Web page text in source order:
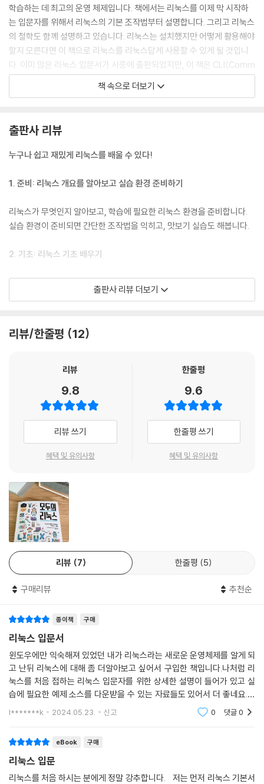
10.1 프로세스란
10.2 잡
10.3 잡과 프로세스의 종료
11장 표준 입출력과 파이프라인
11.1 표준 입력, 표준 출력, 표준 에러 출력
11.3 파이프라인
12.2 sort 명령어: 행 단위로 정렬하기
12.3 uniq 명령어: 중복 제거하기
12.5 tr 명령어: 문자 교환과 삭제하기
12.7 diff 명령어: 차이 출력하기
13.1 grep 명령어와 정규 표현식
13.3 위치를 지정하는 메타 문자
13.4 반복을 지정하는 메타 문자
13.5 그 외의 메타 문자
13.6 정규 표현식 사용하기
14장 고도의 텍스트 처리
14.2 awk 명령어: 패턴 검색 및 처리 언어
15장 셸 스크립트 작성
15.1 셸 스크립트란
15.2 셸 선택
15.3 셸 스크립트 작성
15.5 셸 스크립트 배치
16장 셸 스크립트의 기초 지식
16.1 셸 스크립트의 기본
16.2 변수
16.3 쿼팅
16.4 명령어 치환
16.5 위치 파라미터
16.7 셸 함수
17장 셸 스크립트 활용하기
학습하는 데 최고의 운영 체제입니다. 책에서는 리눅스를 이제 막 시작하
는 입문자를 위해서 리눅스의 기본 조작법부터 설명합니다. 그리고 리눅스
의 철학도 함께 설명하고 있습니다. 리눅스는 설치했지만 어떻게 활용해야
할지 모른다면 이 책으로 리눅스를 리눅스답게 사용할 수 있게 될 것입니
다. 이미 많은 리눅스 입문서가 시중에 출판되었지만, 이 책은 CLI(Comm
and Line Interface), 즉 키보드를 통한 조작법을 중점적으로 다룹니다.
GUI(Graphical User Interface)에서 마우스를 사용하는 조작은 거의
루는 능력은 오랜 시간 동안 여러분의 큰 힘이 되어줄 것입니다. 실제로 필
자가 리눅스를 배운 것은 15년 전인데도 당시 배운 CLI 조작법은 요즘에도
--- 「지은이 머리말」 중에서
책 속으로 더보기
출판사 리뷰
누구나 쉽고 재밌게 리눅스를 배울 수 있다!
1. 준비: 리눅스 개요를 알아보고 실습 환경 준비하기
리눅스가 무엇인지 알아보고, 학습에 필요한 리눅스 환경을 준비합니다.
실습 환경이 준비되면 간단한 조작법을 익히고, 맛보기 실습도 해봅니다.
2. 기초: 리눅스 기초 배우기
리눅스에서 가장 많이 사용하는 핵심 내용인 파일과 디렉터리, Vim의 사
용법, 배시 설정 방법, 접근 권한, 프로세스와 잡, 표준 입출력, 정규 표현식
든 다양한 파일의 백업이나 변경 이력을 자동으로 관리해주는 깃과의 연동
방법까지 설명합니다. 리눅스를 좀 더 효율적이고, 손쉽게 사용할 수 있는
기능을 경험할 수 있습니다.
[이 책을 먼저 본 베타테스터의 한마디]
리눅스를 아예 모르는 사람도 따라 할 수 있도록 쉽게 설명합니다. - 김보
련
명령어부터 셸 스크립트까지 단어 하나하나 빠짐없이 설명하고 있어서 수
월하게 이해할 수 있습니다. - 임지연
리눅스를 처음 접하는 사람도 무리 없이 실습하고 진행할 수 있도록 구성
리를 이해하기 편했습니다. - 류영표
출판사 리뷰 더보기
리뷰/한줄평 12
리뷰
9.8
리뷰 쓰기
혜택 및 유의사항
한줄평
9.6
한줄평 쓰기
혜택 및 유의사항
리뷰 7 한줄평 5
구매리뷰 추천순
종이책 구매
리눅스 입문서
윈도우에만 익숙해져 있었던 내가 리눅스라는 새로운 운영체제를 알게 되
고 난뒤 리눅스에 대해 좀 더알아보고 싶어서 구입한 책입니다.나처럼 리
눅스를 처음 접하는 리눅스 입문자를 위한 상세한 설명이 들어가 있고 실
습에 필요한 예제 소스를 다운받을 수 있는 자료들도 있어서 더 좋네요.전
문 엔지니어는 아니지만 이 책을 읽고나면 리눅스를 좀 더 효과적으로 다
l*******k 2024.05.23. 신고 0 댓글0
eBook 구매
리눅스 입문
리눅스를 처음 하시는 분에게 정말 강추합니다. 저는 먼저 리눅스 기본서